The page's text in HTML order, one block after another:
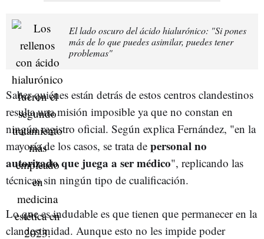
El lado oscuro del ácido hialurónico: "Si pones
más de lo que puedes asimilar, puedes tener
problemas"
Saber quiénes están detrás de estos centros clandestinos
resulta una misión imposible ya que no constan en
ningún registro oficial. Según explica Fernández, "en la
mayoría de los casos, se trata de personal no
autorizado que juega a ser médico", replicando las
técnicas sin ningún tipo de cualificación.
Lo que es indudable es que tienen que permanecer en la
clandestinidad. Aunque esto no les impide poder